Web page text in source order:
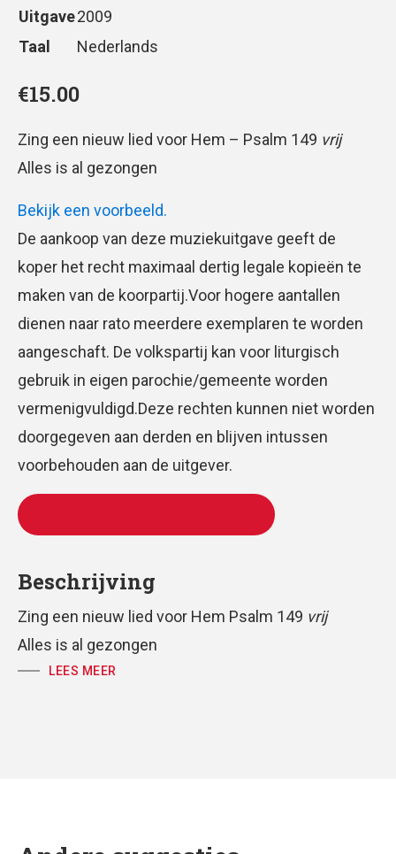
Uitgave2009
Taal
Nederlands
€15.00
Zing een nieuw lied voor Hem – Psalm 149 vrij
Alles is al gezongen
Bekijk een voorbeeld.
De aankoop van deze muziekuitgave geeft de
koper het recht maximaal dertig legale kopieën te
maken van de koorpartij.Voor hogere aantallen
dienen naar rato meerdere exemplaren te worden
aangeschaft. De volkspartij kan voor liturgisch
gebruik in eigen parochie/gemeente worden
vermenigvuldigd.Deze rechten kunnen niet worden
doorgegeven aan derden en blijven intussen
voorbehouden aan de uitgever.
Beschrijving
Zing een nieuw lied voor Hem Psalm 149 vrij
Alles is al gezongen
voor solo, vierstemmig gemengd koor, gemeente
LEES MEER